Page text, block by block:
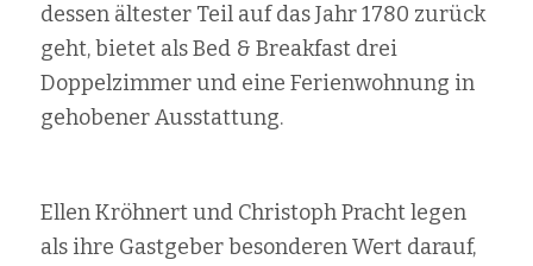
dessen ältester Teil auf das Jahr 1780 zurück
geht, bietet als Bed & Breakfast drei
Doppelzimmer und eine Ferienwohnung in
gehobener Ausstattung.
Ellen Kröhnert und Christoph Pracht legen
als ihre Gastgeber besonderen Wert darauf,